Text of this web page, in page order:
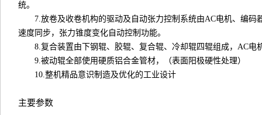
统。
7.放卷及收卷机构的驱动及自动张力控制系统由AC电机、编
速度同步，张力锥度变化自动控制功能。
8.复合装置由下钢辊、胶辊、复合辊、冷却辊四辊组成，AC电
9.被动辊全部使用硬质铝合金管材，（表面阳极硬性处理）
10.整机精品意识制造及优化的工业设计
主要参数